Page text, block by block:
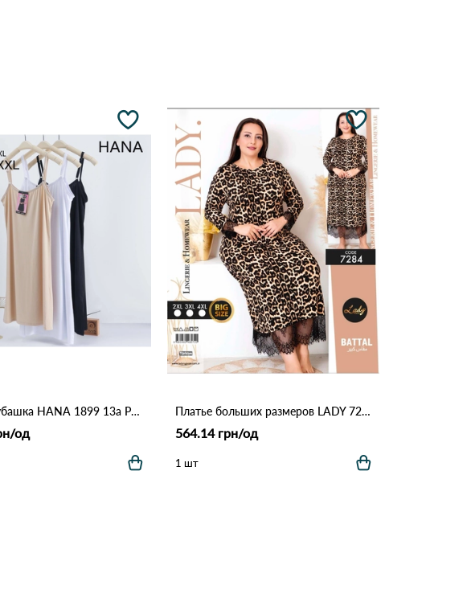
Ночная рубашка HANA 1899 13a Различные цвета
од
Платье больших размеров LADY 7284 Леопардовый
564.14 грн/од
1 шт